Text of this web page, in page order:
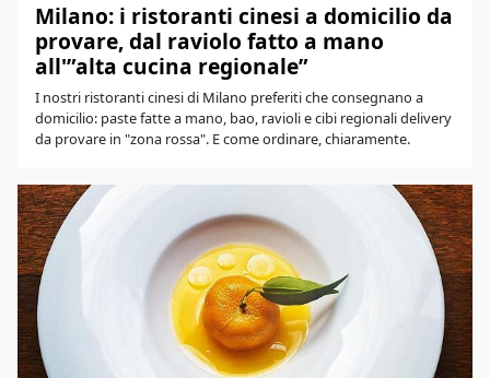
Milano: i ristoranti cinesi a domicilio da
provare, dal raviolo fatto a mano
all'”alta cucina regionale”
I nostri ristoranti cinesi di Milano preferiti che consegnano a
domicilio: paste fatte a mano, bao, ravioli e cibi regionali delivery
da provare in "zona rossa". E come ordinare, chiaramente.